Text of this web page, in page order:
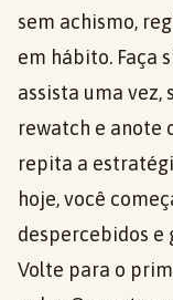
sem achismo,
em hábito. Faça
assista uma vez,
rewatch e anote
repita a
hoje, você
despercebidos e
Volte para o